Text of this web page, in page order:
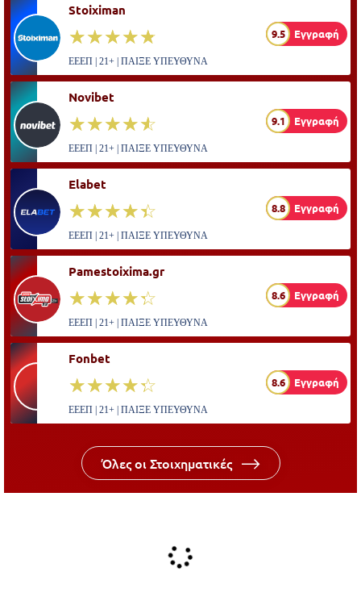
Stoiximan
☆☆☆☆☆
★★★★★ 9.5 Εγγραφή
ΕΕΕΠ | 21+ | ΠΑΙΞΕ ΥΠΕΥΘΥΝΑ
Novibet
☆☆☆☆☆
★★★★★ 9.1 Εγγραφή
ΕΕΕΠ | 21+ | ΠΑΙΞΕ ΥΠΕΥΘΥΝΑ
Elabet
☆☆☆☆☆
★★★★★ 8.8 Εγγραφή
ΕΕΕΠ | 21+ | ΠΑΙΞΕ ΥΠΕΥΘΥΝΑ
Pamestoixima.gr
☆☆☆☆☆
★★★★★ 8.6 Εγγραφή
ΕΕΕΠ | 21+ | ΠΑΙΞΕ ΥΠΕΥΘΥΝΑ
Fonbet
☆☆☆☆☆
★★★★★ 8.6 Εγγραφή
ΕΕΕΠ | 21+ | ΠΑΙΞΕ ΥΠΕΥΘΥΝΑ
Όλες οι Στοιχηματικές